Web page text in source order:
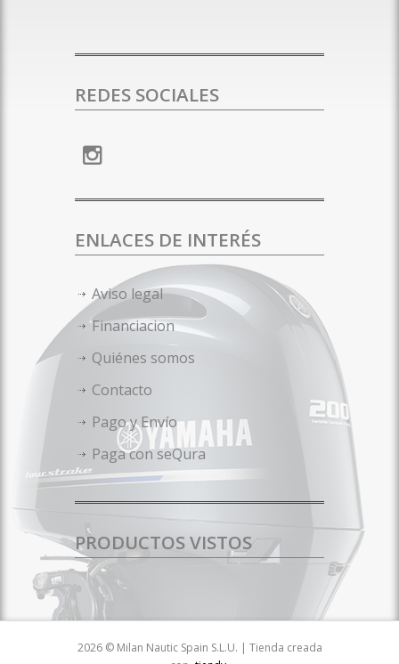
REDES SOCIALES
ENLACES DE INTERÉS
Aviso legal
Financiacion
Quiénes somos
Contacto
Pago y Envío
Paga con seQura
PRODUCTOS VISTOS
2026 © Milan Nautic Spain S.L.U. | Tienda creada